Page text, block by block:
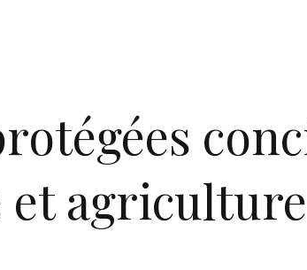
et agriculture